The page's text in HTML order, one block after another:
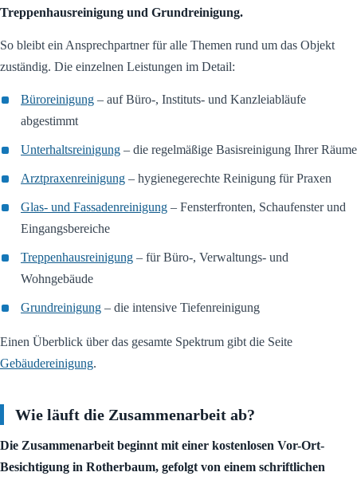
Treppenhausreinigung und Grundreinigung.
So bleibt ein Ansprechpartner für alle Themen rund um das Objekt
zuständig. Die einzelnen Leistungen im Detail:
Büroreinigung – auf Büro-, Instituts- und Kanzleiabläufe
abgestimmt
Unterhaltsreinigung – die regelmäßige Basisreinigung Ihrer Räume
Arztpraxenreinigung – hygienegerechte Reinigung für Praxen
Glas- und Fassadenreinigung – Fensterfronten, Schaufenster und
Eingangsbereiche
Treppenhausreinigung – für Büro-, Verwaltungs- und
Wohngebäude
Grundreinigung – die intensive Tiefenreinigung
Einen Überblick über das gesamte Spektrum gibt die Seite
Gebäudereinigung.
Wie läuft die Zusammenarbeit ab?
Die Zusammenarbeit beginnt mit einer kostenlosen Vor-Ort-
Besichtigung in Rotherbaum, gefolgt von einem schriftlichen